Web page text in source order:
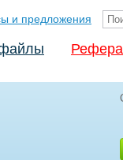
и предложения